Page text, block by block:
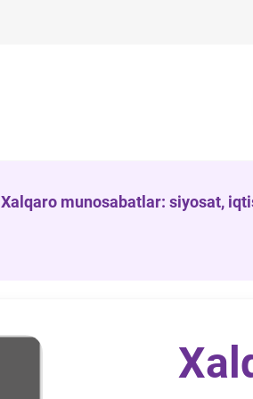
Xalqaro munosabatlar: siyosat,